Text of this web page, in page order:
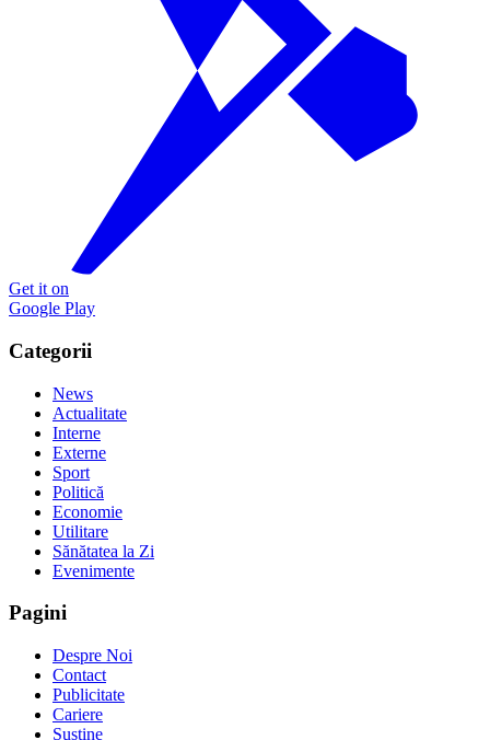
Get it on
Google Play
Categorii
News
Actualitate
Interne
Externe
Sport
Politică
Economie
Utilitare
Sănătatea la Zi
Evenimente
Pagini
Despre Noi
Contact
Publicitate
Cariere
Susține